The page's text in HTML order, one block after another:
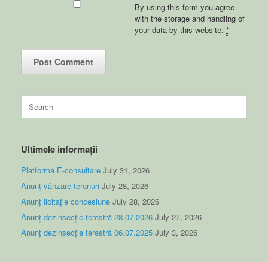
By using this form you agree
with the storage and handling of
your data by this website. *
Search
for:
Ultimele informații
Platforma E-consultare July 31, 2026
Anunț vânzare terenuri July 28, 2026
Anunț licitație concesiune July 28, 2026
Anunț dezinsecție terestră 28.07.2026 July 27, 2026
Anunț dezinsecție terestră 06.07.2025 July 3, 2026